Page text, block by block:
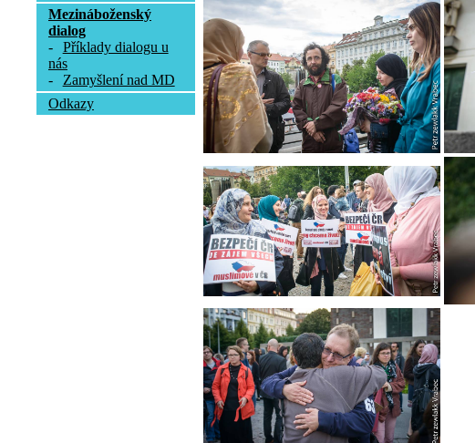
Mezináboženský
dialog
-
Příklady dialogu u
nás
-
Zamyšlení nad MD
Odkazy